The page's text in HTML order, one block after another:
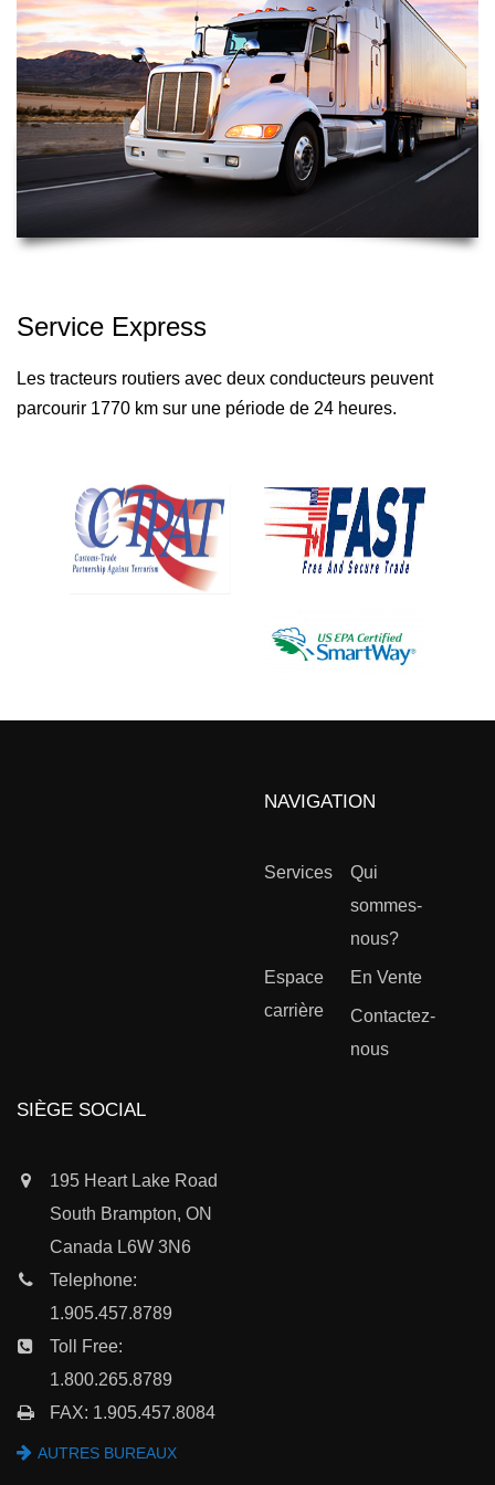
Service Express
Les tracteurs routiers avec deux conducteurs peuvent
parcourir 1770 km sur une période de 24 heures.
NAVIGATION
Services
Qui
sommes-
nous?
Espace
carrière
En Vente
Contactez-
nous
SIÈGE SOCIAL
195 Heart Lake Road
South Brampton, ON
Canada L6W 3N6
Telephone:
1.905.457.8789
Toll Free:
1.800.265.8789
FAX: 1.905.457.8084
AUTRES BUREAUX